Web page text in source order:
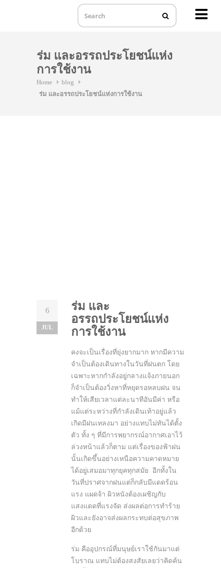
ร่ม และอรรถประโยชน์แห่ง
การใช้งาน
Home
blog
ร่ม และอรรถประโยชน์แห่งการใช้งาน
6
JUL
ร่ม และ
อรรถประโยชน์แห่ง
การใช้งาน
คงจะเป็นเรื่องที่ยุ่งยากมาก หากมีความ
จำเป็นต้องเดินทางในวันที่ฝนตก โดย
เฉพาะหากกำลังอยู่กลางแจ้งภายนอก
ก็จำเป็นต้องวิ่งหาที่หยุดรอหลบฝน จน
ทำให้เสียเวลาแต่ละนาทีอันมีค่า หรือ
แม้แต่ระหว่างที่กำลังเดินเท้าอยู่แล้ว
เกิดมีฝนเทลงมา อย่างแทบไม่ทันได้ตั้ง
ตัว ทั้ง ๆ ที่มีการพยากรณ์อากาศเอาไว้
ล่วงหน้าแล้วก็ตาม แต่เรื่องของฟ้าฝน
นั้นเกิดขึ้นอย่างเหนือความคาดหมาย
ได้อยู่เสมอมาทุกยุคทุกสมัย อีกทั้งใน
วันที่ปราศจากฝนแต่ก็กลับมีแดดร้อน
แรง แผดจ้า ผิวหนังต้องเผชิญกับ
แสงแดดที่แรงจัด ส่งผลต่อการทำร้าย
ผิวและยังอาจส่งผลกระทบต่อสุขภาพ
อีกด้วย
ร่ม คืออุปกรณ์ที่มนุษย์เราใช้กันมาแต่
โบราณ แทบไม่ต้องสงสัยเลยว่าคิดค้น